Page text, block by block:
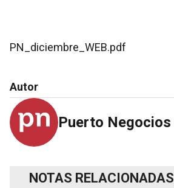
PN_diciembre_WEB.pdf
Autor
Puerto Negocios
NOTAS RELACIONADAS